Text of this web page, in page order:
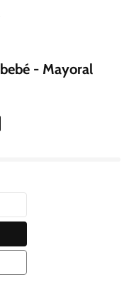
- Mayoral